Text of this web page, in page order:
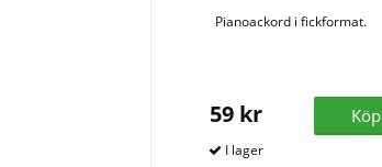
Pianoackord i fickformat.
59 kr Köp